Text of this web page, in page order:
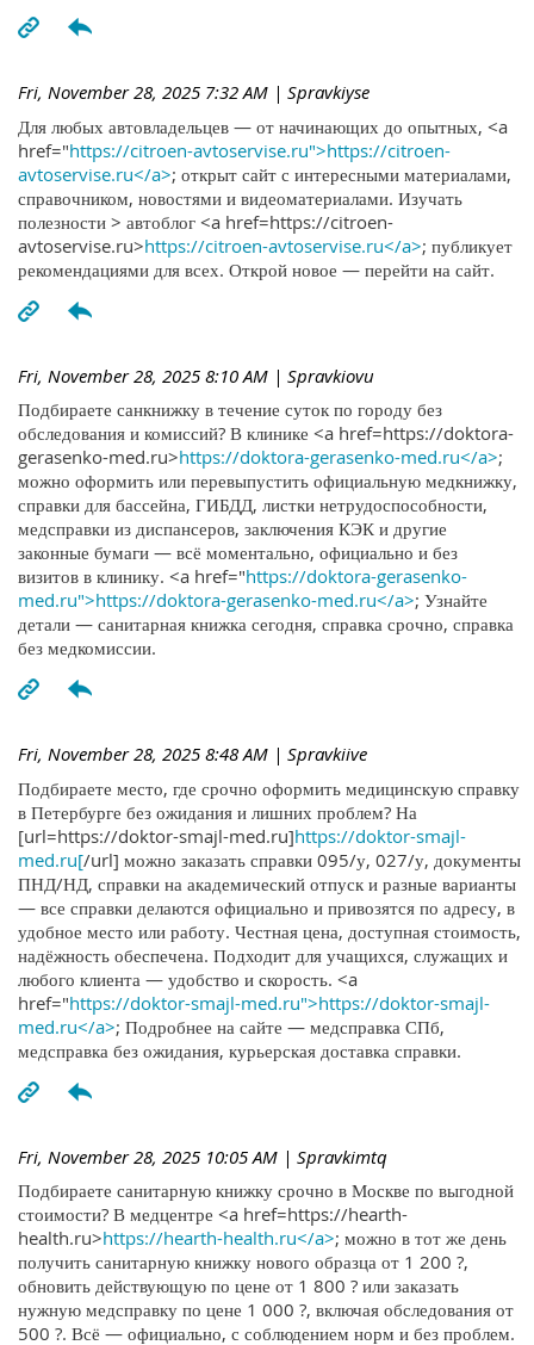
Fri, November 28, 2025 7:32 AM | Spravkiyse
Для любых автовладельцев — от начинающих до опытных, <a
href="https://citroen-avtoservise.ru">https://citroen-
avtoservise.ru</a>; открыт сайт с интересными материалами,
справочником, новостями и видеоматериалами. Изучать
полезности > автоблог <a href=https://citroen-
avtoservise.ru>https://citroen-avtoservise.ru</a>; публикует
рекомендациями для всех. Открой новое — перейти на сайт.
Fri, November 28, 2025 8:10 AM | Spravkiovu
Подбираете санкнижку в течение суток по городу без
обследования и комиссий? В клинике <a href=https://doktora-
gerasenko-med.ru>https://doktora-gerasenko-med.ru</a>;
можно оформить или перевыпустить официальную медкнижку,
справки для бассейна, ГИБДД, листки нетрудоспособности,
медсправки из диспансеров, заключения КЭК и другие
законные бумаги — всё моментально, официально и без
визитов в клинику. <a href="https://doktora-gerasenko-
med.ru">https://doktora-gerasenko-med.ru</a>; Узнайте
детали — санитарная книжка сегодня, справка срочно, справка
без медкомиссии.
Fri, November 28, 2025 8:48 AM | Spravkiive
Подбираете место, где срочно оформить медицинскую справку
в Петербурге без ожидания и лишних проблем? На
[url=https://doktor-smajl-med.ru]https://doktor-smajl-
med.ru[/url] можно заказать справки 095/у, 027/у, документы
ПНД/НД, справки на академический отпуск и разные варианты
— все справки делаются официально и привозятся по адресу, в
удобное место или работу. Честная цена, доступная стоимость,
надёжность обеспечена. Подходит для учащихся, служащих и
любого клиента — удобство и скорость. <a
href="https://doktor-smajl-med.ru">https://doktor-smajl-
med.ru</a>; Подробнее на сайте — медсправка СПб,
медсправка без ожидания, курьерская доставка справки.
Fri, November 28, 2025 10:05 AM | Spravkimtq
Подбираете санитарную книжку срочно в Москве по выгодной
стоимости? В медцентре <a href=https://hearth-
health.ru>https://hearth-health.ru</a>; можно в тот же день
получить санитарную книжку нового образца от 1 200 ?,
обновить действующую по цене от 1 800 ? или заказать
нужную медсправку по цене 1 000 ?, включая обследования от
500 ?. Всё — официально, с соблюдением норм и без проблем.